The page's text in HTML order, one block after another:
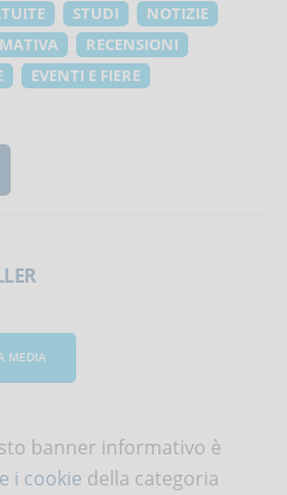
STUDI
NOTIZIE
RECENSIONI
EVENTI E FIERE
MEDIA
banner informativo è
i cookie della categoria